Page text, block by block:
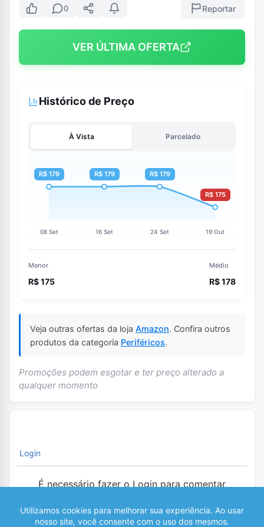
0 Reportar
VER ÚLTIMA OFERTA
Histórico de Preço
À Vista Parcelado
Menor
R$ 175
Médio
R$ 178
Veja outras ofertas da loja Amazon. Confira outros
produtos da categoria Periféricos.
Promoções podem esgotar e ter preço alterado a
qualquer momento
Login
É necessário fazer o Login para comentar
0 COMENTÁRIOS